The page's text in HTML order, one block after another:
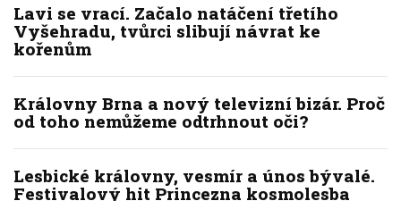
Lavi se vrací. Začalo natáčení třetího
Vyšehradu, tvůrci slibují návrat ke
kořenům
Královny Brna a nový televizní bizár. Proč
od toho nemůžeme odtrhnout oči?
Lesbické královny, vesmír a únos bývalé.
Festivalový hit Princezna kosmolesba